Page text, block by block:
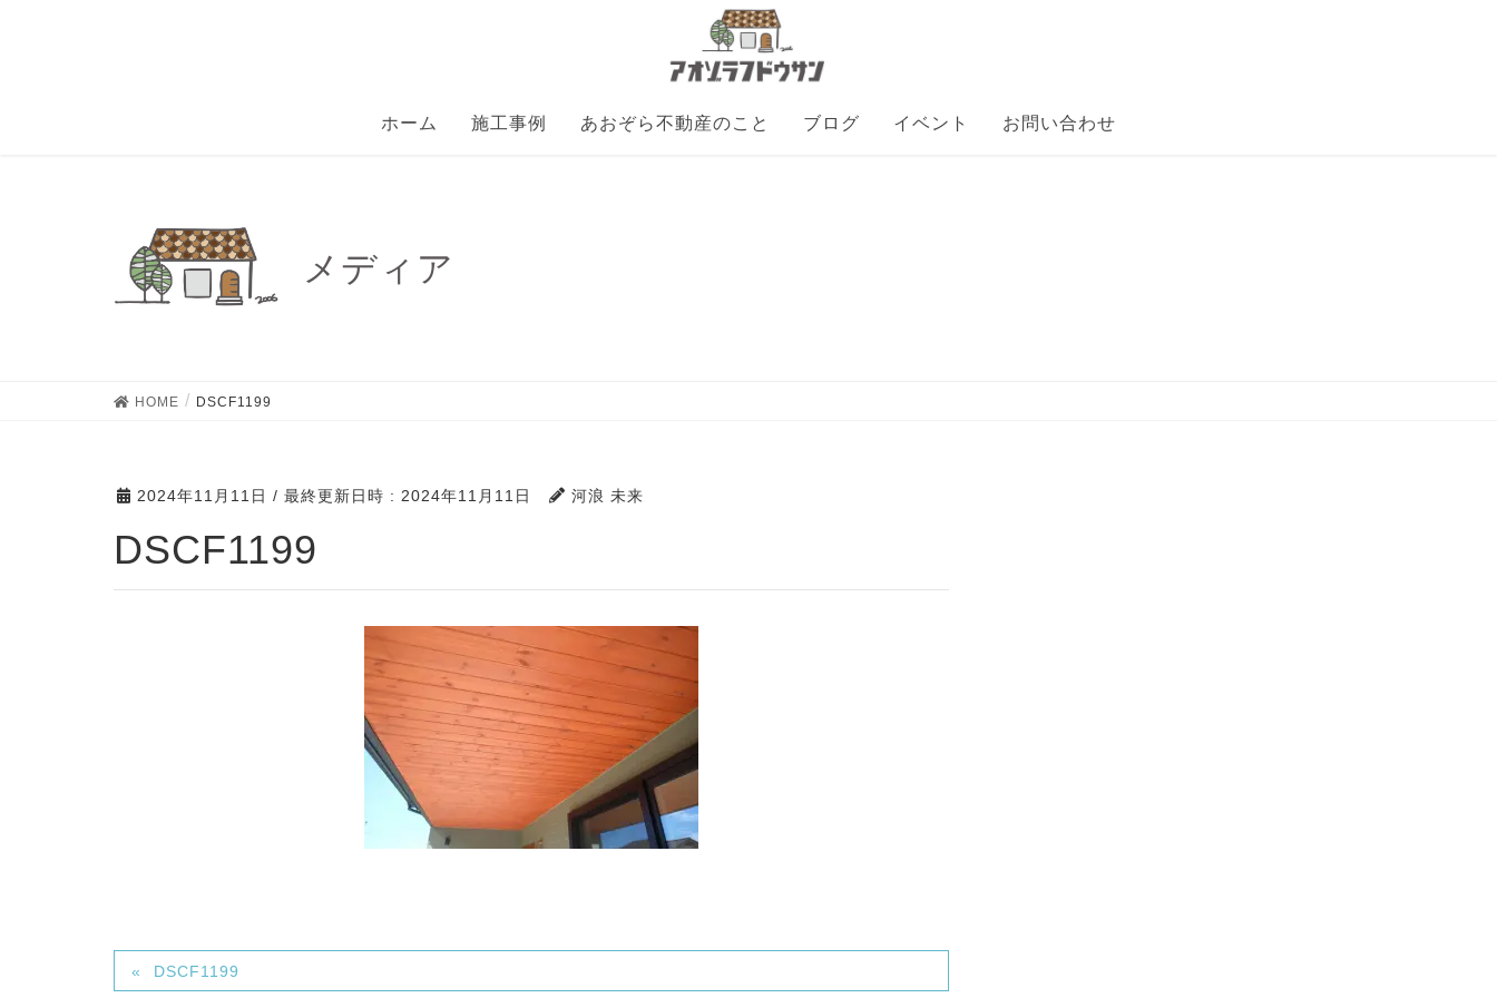
ホーム 施工事例 あおぞら不動産のこと ブログ イベント お問い合わせ
メディア
HOME DSCF1199
2024年11月11日 / 最終更新日時 : 2024年11月11日 河浪 未来
DSCF1199
DSCF1199